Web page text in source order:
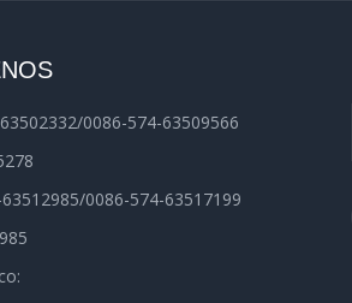
0086-574-63509566
0086-574-63517199